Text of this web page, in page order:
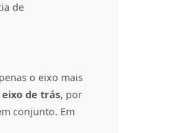
de
o eixo mais
eixo de trás, por
conjunto. Em